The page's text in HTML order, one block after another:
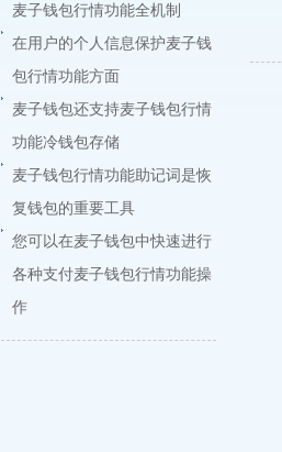
麦子钱包行情功能全机制
在用户的个人信息保护麦子钱
包行情功能方面
麦子钱包还支持麦子钱包行情
功能冷钱包存储
麦子钱包行情功能助记词是恢
复钱包的重要工具
您可以在麦子钱包中快速进行
各种支付麦子钱包行情功能操
作